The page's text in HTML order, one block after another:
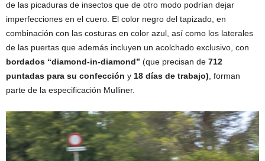
de las picaduras de insectos que de otro modo podrían dejar
imperfecciones en el cuero. El color negro del tapizado, en
combinación con las costuras en color azul, así como los laterales
de las puertas que además incluyen un acolchado exclusivo, con
bordados “diamond-in-diamond” (que precisan de 712
puntadas para su confección y 18 días de trabajo) , forman
parte de la especificación Mulliner.